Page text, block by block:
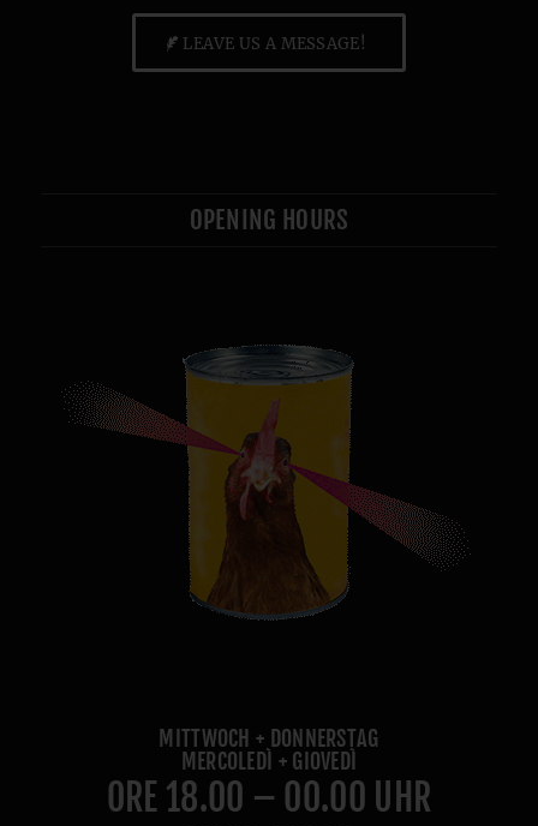
LEAVE US A MESSAGE!
OPENING HOURS
MITTWOCH + DONNERSTAG
MERCOLEDÌ + GIOVEDÌ
ORE 18.00 – 00.00 UHR